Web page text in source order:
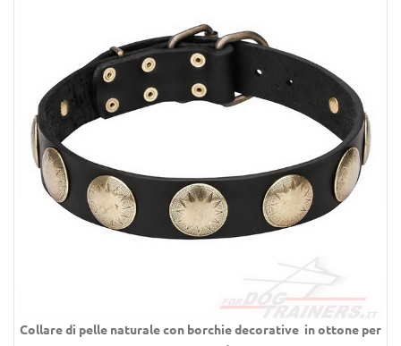
Collare di pelle naturale con borchie decorative in ottone per